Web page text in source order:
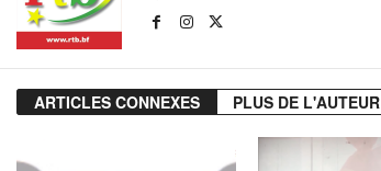
ARTICLES CONNEXES PLUS DE L'AUTEUR